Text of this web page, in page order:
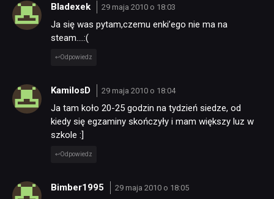
Bladexek 29 maja 2010 o 18:03
Ja się was pytam,czemu enki’ego nie ma na
steam….:(
Odpowiedz
KamilosD 29 maja 2010 o 18:04
Ja tam koło 20-25 godzin na tydzień siedze, od
kiedy się egzaminy skończyły i mam większy luz w
szkole :]
Odpowiedz
Bimber1995 29 maja 2010 o 18:05